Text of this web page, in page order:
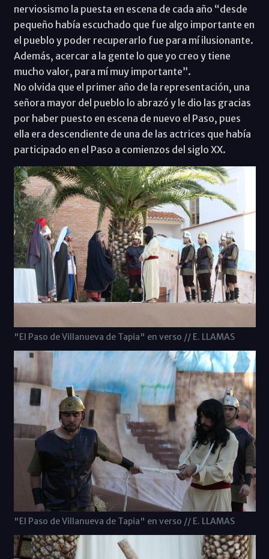
nerviosismo la puesta en escena de cada año “desde
pequeño había escuchado que fue algo importante en
el pueblo y poder recuperarlo fue para mí ilusionante.
Además, acercar a la gente lo que yo creo y tiene
mucho valor, para mí muy importante”.
No olvida que el primer año de la representación, una
señora mayor del pueblo lo abrazó y le dio las gracias
por haber puesto en escena de nuevo el Paso, pues
ella era descendiente de una de las actrices que había
participado en el Paso a comienzos del siglo XX.
"El Paso de Villanueva de Tapia" en verso // E. LLAMAS
"El Paso de Villanueva de Tapia" en verso // E. LLAMAS